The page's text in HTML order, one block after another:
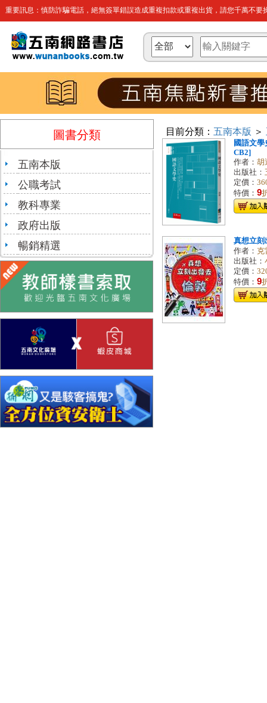
重要訊息：慎防詐騙電話，絕無簽單錯誤造成重複扣款或重複出貨，請您千萬不要
圖書分類
五南本版
公職考試
教科專業
政府出版
暢銷精選
目前分類： 五南本版 ＞
國語文
CB2]
作者： 胡
出版社：
定價：
特價： 9
真想立刻
作者： 克
出版社：
定價：
特價： 9